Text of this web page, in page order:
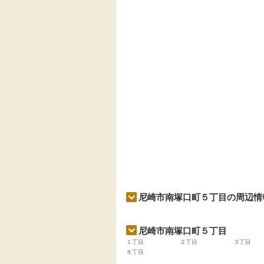
尼崎市南塚口町５丁目の周辺情
尼崎市南塚口町５丁目
１丁目 ２丁目 ３丁目
８丁目